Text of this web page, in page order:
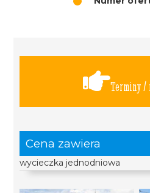
Terminy /
Cena zawiera
wycieczka jednodniowa